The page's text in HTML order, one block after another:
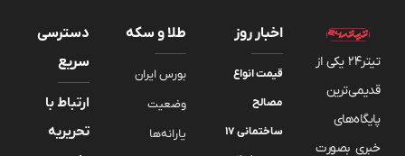
تیتر24 یکی از
قدیمی‌ترین
پایگاه‌های
خبری بصورت
اخبار روز
قیمت انواع
مصالح
ساختمانی ۱۷
طلا و سکه
بورس ایران
وضعیت
یارانه‌ها
دسترسی
سریع
ارتباط با
تحریریه